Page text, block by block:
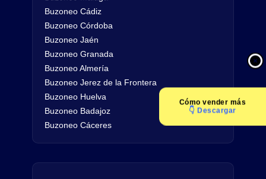
Cómovender más
👇 Descargar
Buzoneo Cádiz
Buzoneo Córdoba
Buzoneo Jaén
Buzoneo Granada
Buzoneo Almería
Buzoneo Jerez de la Frontera
Buzoneo Huelva
Buzoneo Badajoz
Buzoneo Cáceres